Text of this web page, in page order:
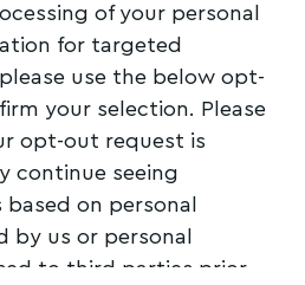
of your personal
for targeted
use the below opt-
your selection. Please
opt-out request is
continue seeing
on personal
by us or personal
to third parties prior